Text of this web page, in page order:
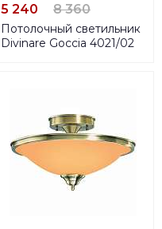
5 240 8 360
Потолочный светильник
Divinare Goccia 4021/02